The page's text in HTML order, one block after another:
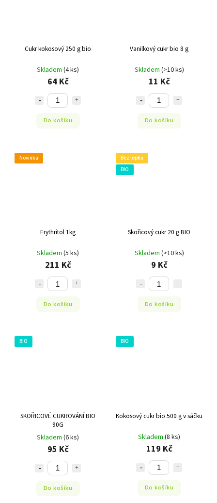
Cukr kokosový 250 g bio
Skladem (4 ks)
64 Kč
Do košíku
Vanilkový cukr bio 8 g
Skladem (>10 ks)
11 Kč
Do košíku
Novinka
Erythritol 1kg
Skladem (5 ks)
211 Kč
Do košíku
Bez lepku
BIO
Skořicový cukr 20 g BIO
Skladem (>10 ks)
9 Kč
Do košíku
BIO
SKOŘICOVÉ CUKROVÁNÍ BIO
90G
Skladem (6 ks)
95 Kč
Do košíku
BIO
Kokosový cukr bio 500 g v sáčku
Skladem (8 ks)
119 Kč
Do košíku